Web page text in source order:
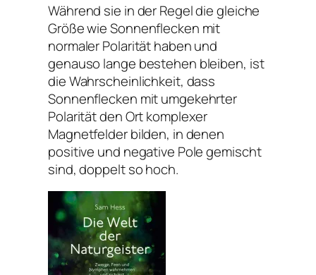
Während sie in der Regel die gleiche
Größe wie Sonnenflecken mit
normaler Polarität haben und
genauso lange bestehen bleiben, ist
die Wahrscheinlichkeit, dass
Sonnenflecken mit umgekehrter
Polarität den Ort komplexer
Magnetfelder bilden, in denen
positive und negative Pole gemischt
sind, doppelt so hoch.